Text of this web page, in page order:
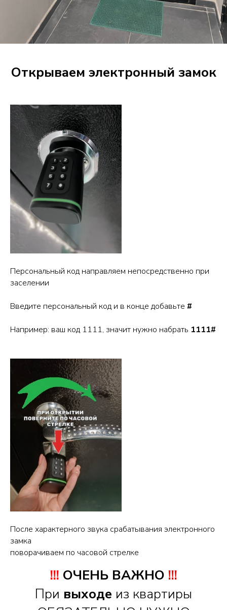
Открываем электронный замок
Персональный код направляем непосредственно при
заселении
Введите персональный код и в конце добавьте #
Например: ваш код 1111, значит нужно набрать 1111#
После характерного звука срабатывания электронного
замка
поворачиваем по часовой стрелке
!!! ОЧЕНЬ ВАЖНО !!!
При выходе из квартиры